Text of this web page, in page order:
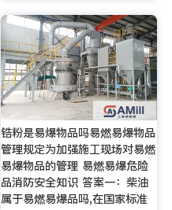
锆粉是易爆物品吗易燃易爆物品
管理规定为加强施工现场对易燃
易爆物品的管理 易燃易爆危险
品消防安全知识 答案一：柴油
属于易燃易爆品吗,在国家标准